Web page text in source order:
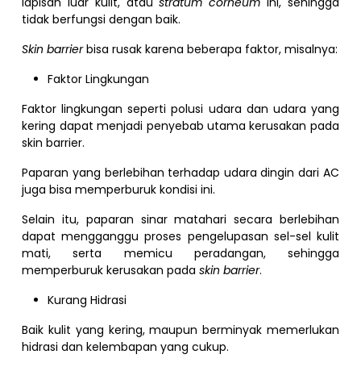
tidak berfungsi dengan baik.
Skin barrierbisa rusak karena beberapa faktor, misalnya:
Faktor Lingkungan
Faktor lingkungan seperti polusi udara dan udara yang
kering dapat menjadi penyebab utama kerusakan pada
skin barrier.
Paparan yang berlebihan terhadap udara dingin dari AC
juga bisa memperburuk kondisi ini.
Selain itu, paparan sinar matahari secara berlebihan
dapat mengganggu proses pengelupasan sel-sel kulit
mati, serta memicu peradangan, sehingga
memperburuk kerusakan padaskin barrier.
Kurang Hidrasi
Baik kulit yang kering, maupun berminyak memerlukan
hidrasi dan kelembapan yang cukup.